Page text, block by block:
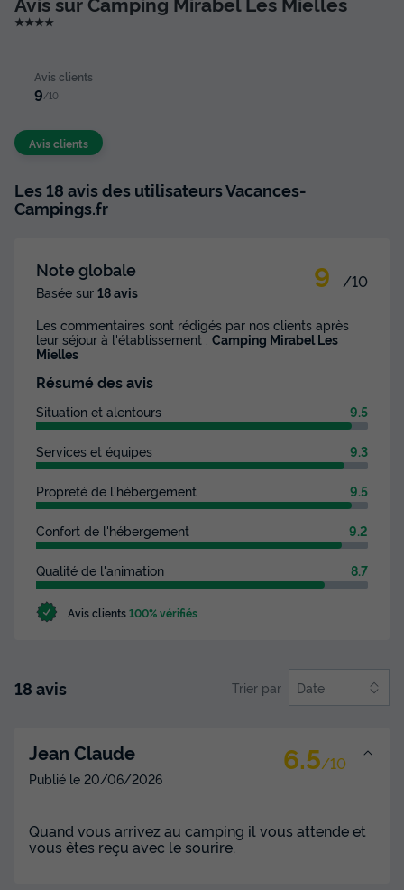
★★★★
Avis clients
9/10
Avis clients
Les 18 avis des utilisateurs Vacances-
Campings.fr
Note globale
Basée sur 18 avis 9 /10
Les commentaires sont rédigés par nos clients après
leur séjour à l'établissement : Camping Mirabel Les
Mielles
Résumé des avis
Situation et alentours 9.5
Services et équipes 9.3
Propreté de l'hébergement 9.5
Confort de l'hébergement 9.2
Qualité de l'animation 8.7
Avis clients100% vérifiés
18 avis Trier par Date
Jean Claude 6.5/10
Publié le 20/06/2026
Quand vous arrivez au camping il vous attende et
vous êtes reçu avec le sourire.